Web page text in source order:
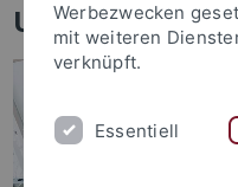
Universität
Werbezwecken
mit weiteren
verknüpft.
Essentiell